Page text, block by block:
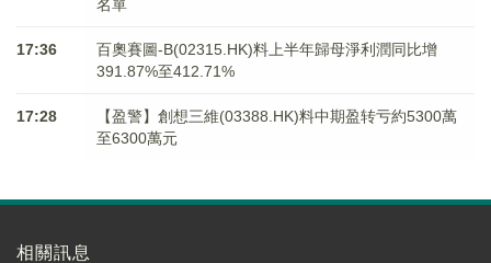
名單
17:36
百奧賽圖-B(02315.HK)料上半年歸母淨利潤同比增
391.87%至412.71%
17:28
【盈警】創想三維(03388.HK)料中期盈转亏約5300萬
至6300萬元
相關訊息